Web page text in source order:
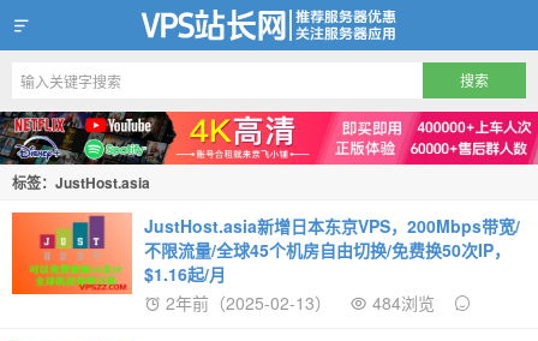
VPS站长网
标签：JustHost.asia
JustHost.asia新增日本东京VPS，200Mbps带宽/
不限流量/全球45个机房自由切换/免费换50次IP，
$1.16起/月
2年前（2025-02-13）
484浏览